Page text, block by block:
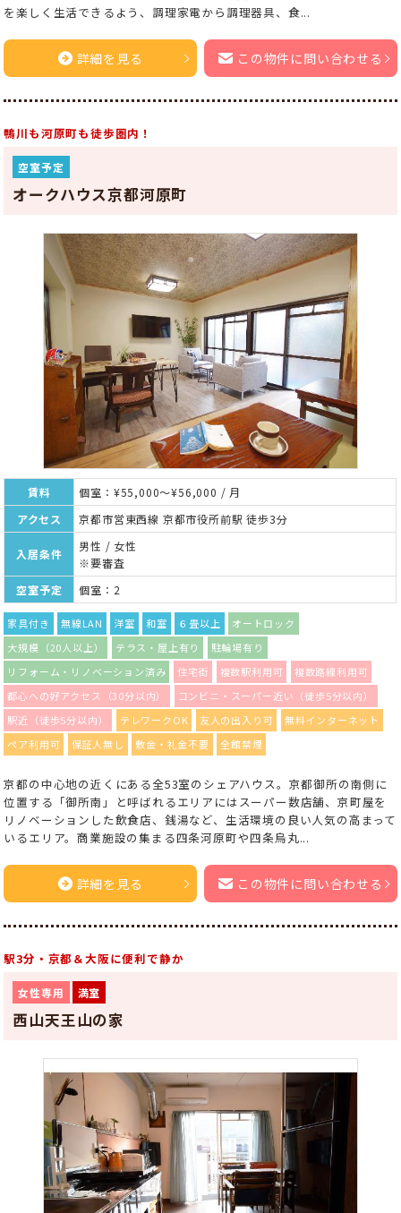
を楽しく生活できるよう、調理家電から調理器具、食...
詳細を見る この物件に問い合わせる
鴨川も河原町も徒歩圏内！
空室予定
オークハウス京都河原町
賃料
個室：¥55,000～¥56,000 / 月
アクセス
京都市営東西線 京都市役所前駅 徒歩3分
入居条件
男性 / 女性
※要審査
空室予定
個室：2
家具付き 無線LAN 洋室 和室 ６畳以上
オートロック
大規模（20人以上）
テラス・屋上有り
駐輪場有り
リフォーム・リノベーション済み
住宅街 複数駅利用可
複数路線利用可
都心への好アクセス（30分以内）
コンビニ・スーパー近い（徒歩5分以内）
駅近（徒歩5分以内）
テレワークOK 友人の出入り可
無料インターネット
ペア利用可
保証人無し 敷金・礼金不要 全館禁煙
京都の中心地の近くにある全53室のシェアハウス。京都御所の南側に
位置する「御所南」と呼ばれるエリアにはスーパー数店舗、京町屋を
リノベーションした飲食店、銭湯など、生活環境の良い人気の高まって
いるエリア。商業施設の集まる四条河原町や四条烏丸...
詳細を見る この物件に問い合わせる
駅3分・京都＆大阪に便利で静か
女性専用 満室
西山天王山の家